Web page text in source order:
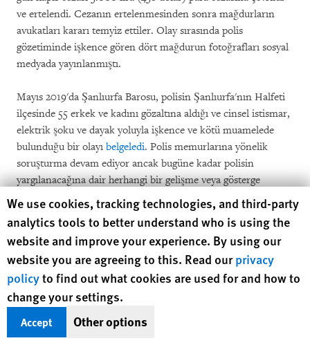
ve ertelendi. Cezanın ertelenmesinden sonra mağdurların
avukatları kararı temyiz ettiler. Olay sırasında polis
gözetiminde işkence gören dört mağdurun fotoğrafları sosyal
medyada yayınlanmıştı.
Mayıs 2019'da Şanlıurfa Barosu, polisin Şanlıurfa'nın Halfeti
ilçesinde 55 erkek ve kadını gözaltına aldığı ve cinsel istismar,
elektrik şoku ve dayak yoluyla işkence ve kötü muamelede
bulunduğu bir olayı belgeledi. Polis memurlarına yönelik
soruşturma devam ediyor ancak bugüne kadar polisin
yargılanacağına dair herhangi bir gelişme veya gösterge
mevcut değil.
Human Rights Watch cookie preferences
We use cookies, tracking technologies, and third-party
analytics tools to better understand who is using the
website and improve your experience. By using our
website you are agreeing to this. Read ourprivacy
policyto find out what cookies are used for and how to
change your settings.
Accept Other options